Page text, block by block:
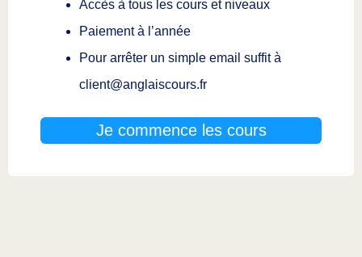
Accès à tous les cours et niveaux
Paiement à l’année
Pour arrêter un simple email suffit à
client@anglaiscours.fr
Je commence les cours